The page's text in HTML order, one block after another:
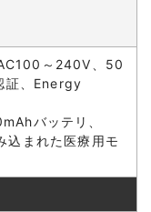
～240V、50
証、Energy
バッテリ、
まれた医療用モ